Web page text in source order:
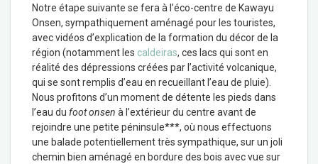
Notre étape suivante se fera à l’éco-centre de Kawayu
Onsen, sympathiquement aménagé pour les touristes,
avec vidéos d’explication de la formation du décor de la
région (notamment les caldeiras, ces lacs qui sont en
réalité des dépressions créées par l’activité volcanique,
qui se sont remplis d’eau en recueillant l’eau de pluie).
Nous profitons d’un moment de détente les pieds dans
l’eau du foot onsen à l’extérieur du centre avant de
rejoindre une petite péninsule***, où nous effectuons
une balade potentiellement très sympathique, sur un joli
chemin bien aménagé en bordure des bois avec vue sur